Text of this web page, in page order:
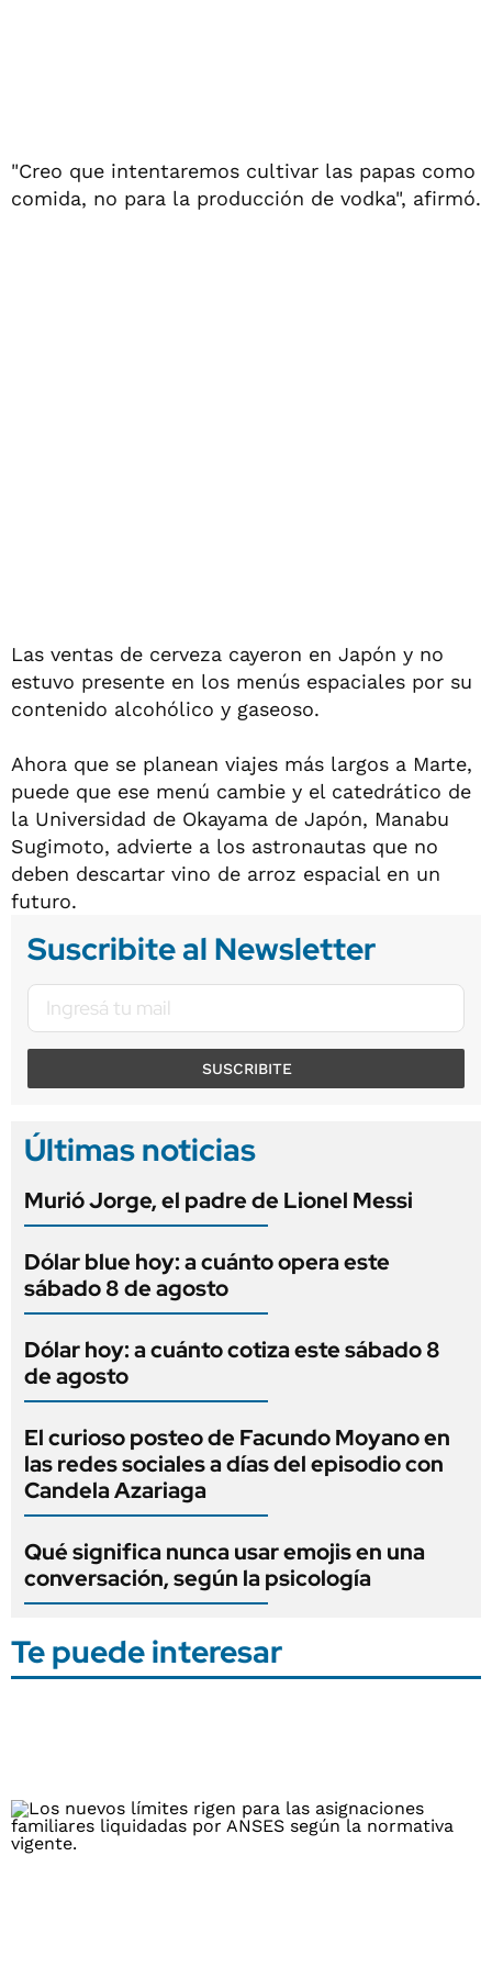
"Creo que intentaremos cultivar las papas como
comida, no para la producción de vodka", afirmó.
Las ventas de cerveza cayeron en Japón y no
estuvo presente en los menús espaciales por su
contenido alcohólico y gaseoso.
Ahora que se planean viajes más largos a Marte,
puede que ese menú cambie y el catedrático de
la Universidad de Okayama de Japón, Manabu
Sugimoto, advierte a los astronautas que no
deben descartar vino de arroz espacial en un
futuro.
Suscribite al Newsletter
SUSCRIBITE
Últimas noticias
Murió Jorge, el padre de Lionel Messi
Dólar blue hoy: a cuánto opera este
sábado 8 de agosto
Dólar hoy: a cuánto cotiza este sábado 8
de agosto
El curioso posteo de Facundo Moyano en
las redes sociales a días del episodio con
Candela Azariaga
Qué significa nunca usar emojis en una
conversación, según la psicología
Te puede interesar